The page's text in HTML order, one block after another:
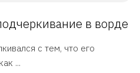
в ворде
с тем, что его
...